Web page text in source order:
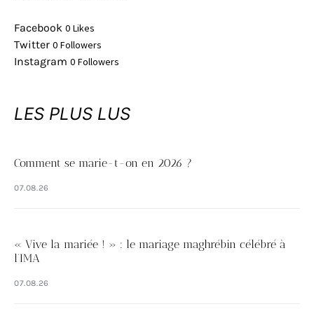
Facebook 0 Likes
Twitter 0 Followers
Instagram 0 Followers
LES PLUS LUS
Comment se marie-t-on en 2026 ?
07.08.26
« Vive la mariée ! » : le mariage maghrébin célébré à
l’IMA
07.08.26